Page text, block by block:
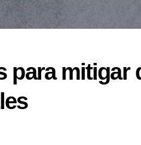
para mitigar